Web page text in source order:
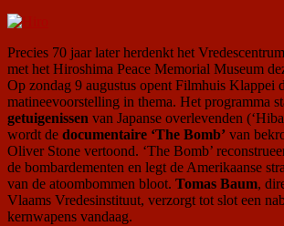
Precies 70 jaar later herdenkt het
met het Hiroshima Peace Memorial Museum
Op zondag 9 augustus opent Filmhuis Klappei
matineevoorstelling in thema. Het programma
getuigenissen van Japanse overlevenden
wordt de documentaire ‘The Bomb’ van
Oliver Stone vertoond. ‘The Bomb’
de bombardementen en legt de Amerikaanse
van de atoombommen bloot. Tomas Baum,
Vlaams Vredesinstituut, verzorgt tot slot een
kernwapens vandaag.